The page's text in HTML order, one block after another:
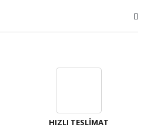
HIZLI TESLİMAT